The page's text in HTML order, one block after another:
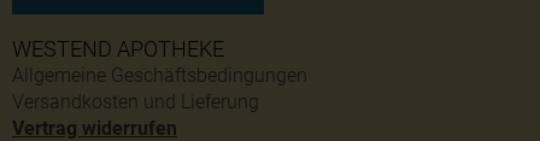
WESTEND APOTHEKE
Allgemeine Geschäftsbedingungen
Versandkosten und Lieferung
Vertrag widerrufen